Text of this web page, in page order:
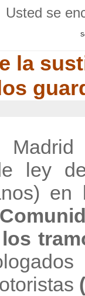
Usted se
la
ley